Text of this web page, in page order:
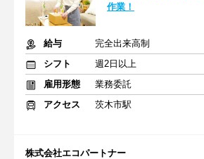
作業！
給与
完全出来高制
シフト
週2日以上
雇用形態
業務委託
アクセス
茨木市駅
株式会社エコパートナー